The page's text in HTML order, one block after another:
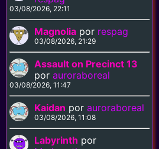
03/08/2026, 22:11
Magnolia por respag
03/08/2026, 21:29
Assault on Precinct 13
porauroraboreal
03/08/2026, 11:47
Kaidan porauroraboreal
03/08/2026, 11:08
Labyrinth por